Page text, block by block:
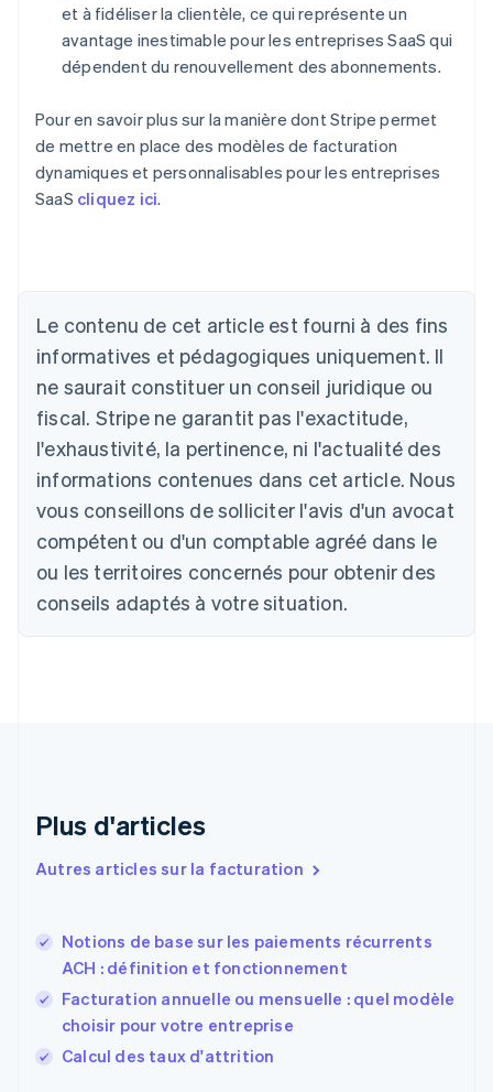
et à fidéliser la clientèle, ce qui représente un
avantage inestimable pour les entreprises SaaS qui
dépendent du renouvellement des abonnements.
Pour en savoir plus sur la manière dont Stripe permet
de mettre en place des modèles de facturation
dynamiques et personnalisables pour les entreprises
SaaS cliquez ici.
Le contenu de cet article est fourni à des fins
informatives et pédagogiques uniquement. Il
ne saurait constituer un conseil juridique ou
fiscal. Stripe ne garantit pas l'exactitude,
l'exhaustivité, la pertinence, ni l'actualité des
informations contenues dans cet article. Nous
vous conseillons de solliciter l'avis d'un avocat
compétent ou d'un comptable agréé dans le
ou les territoires concernés pour obtenir des
conseils adaptés à votre situation.
Plus d'articles
Autres articles sur la facturation
Notions de base sur les paiements récurrents
ACH : définition et fonctionnement
Facturation annuelle ou mensuelle : quel modèle
choisir pour votre entreprise
Calcul des taux d'attrition
Australie
Autriche
DeutschEnglish
Belgique
Nederlands FrançaisDeutsch English
Brésil
PortuguêsEnglish
English
Canada
English Français
Chine continentale
简体中文English
Chypre
Croatie
Estonie
États-Unis
EnglishSvenska
France
Gibraltar
English
Grèce